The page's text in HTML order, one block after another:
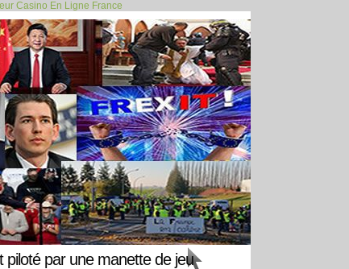
Casino En Ligne France
grata"... >>
par une manette de jeu